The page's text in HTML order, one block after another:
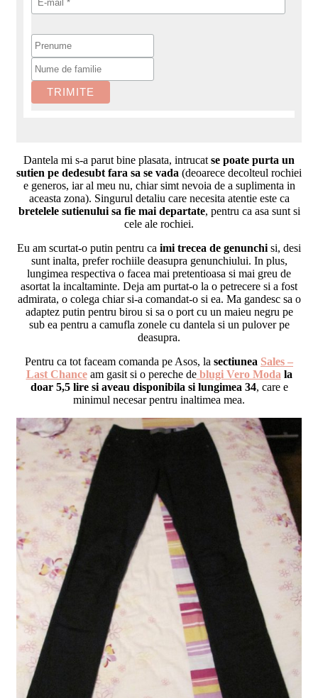
Dantela mi s-a parut bine plasata, intrucat se poate purta un
sutien pe dedesubt fara sa se vada (deoarece decolteul rochiei
e generos, iar al meu nu, chiar simt nevoia de a suplimenta in
aceasta zona). Singurul detaliu care necesita atentie este ca
bretelele sutienului sa fie mai departate, pentru ca asa sunt si
cele ale rochiei.
Eu am scurtat-o putin pentru ca imi trecea de genunchi si, desi
sunt inalta, prefer rochiile deasupra genunchiului. In plus,
lungimea respectiva o facea mai pretentioasa si mai greu de
asortat la incaltaminte. Deja am purtat-o la o petrecere si a fost
admirata, o colega chiar si-a comandat-o si ea. Ma gandesc sa o
adaptez putin pentru birou si sa o port cu un maieu negru pe
sub ea pentru a camufla zonele cu dantela si un pulover pe
deasupra.
Pentru ca tot faceam comanda pe Asos, la sectiunea Sales –
Last Chanceam gasit si o pereche deblugi Vero Moda la
doar 5,5 lire si aveau disponibila si lungimea 34, care e
minimul necesar pentru inaltimea mea.